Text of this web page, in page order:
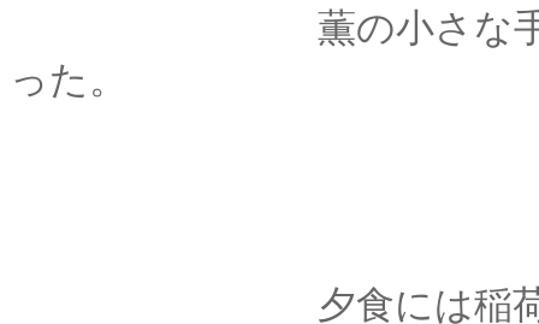
薫の小さな手をひい
った。
夕食には稲荷鮨と、